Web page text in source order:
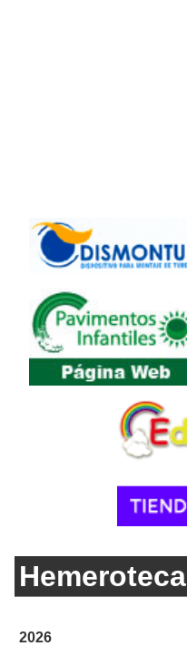
Hemeroteca
2026